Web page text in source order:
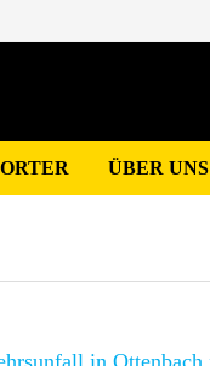
ÜBER UNS